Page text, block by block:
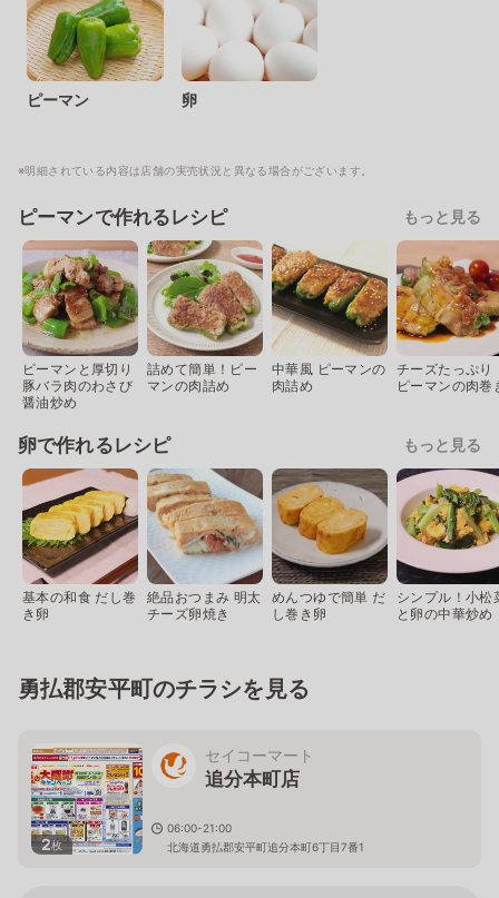
ピーマン 卵
※明細されている内容は店舗の実売状況と異なる場合がございます。
ピーマンで作れるレシピ もっと見る
ピーマンと厚切り
豚バラ肉のわさび
醤油炒め
詰めて簡単！ピー
マンの肉詰め
中華風 ピーマンの
肉詰め
チーズたっぷり
ピーマンの肉巻
卵で作れるレシピ もっと見る
基本の和食 だし巻
き卵
絶品おつまみ 明太
チーズ卵焼き
めんつゆで簡単 だ
し巻き卵
シンプル！小松
と卵の中華炒め
勇払郡安平町のチラシを見る
2枚
セイコーマート
追分本町店
06:00-21:00
北海道勇払郡安平町追分本町6丁目7番1